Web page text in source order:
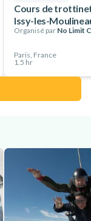
gâteau)
Cours de
Issy-les-
Organisé par No Limit
Paris, France
1.5 hr